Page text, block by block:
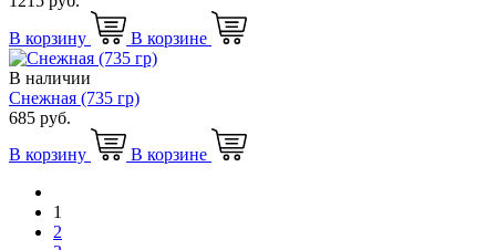
В корзину
В корзине
В наличии
Снежная (735 гр)
685 руб.
В корзину
В корзине
1
2